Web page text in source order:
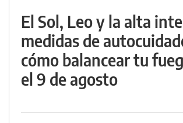
El Sol, Leo y la alta
medidas de
cómo balancear tu
el 9 de agosto